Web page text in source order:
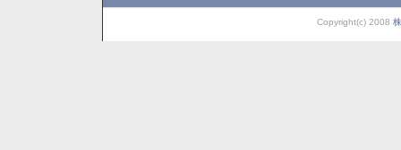
Copyright(c) 2008